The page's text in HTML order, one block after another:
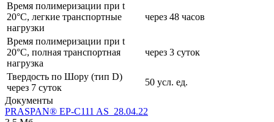
Время полимеризации при t
20°C, легкие транспортные
нагрузки
через 48 часов
Время полимеризации при t
20°C, полная транспортная
нагрузка
через 3 суток
Твердость по Шору (тип D)
через 7 суток
50 усл. ед.
Документы
PRASPAN® EP-C111 AS_28.04.22